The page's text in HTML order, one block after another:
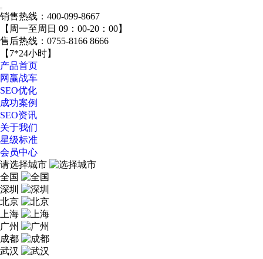
销售热线： 400-099-8667
【周一至周日 09：00-20：00】
售后热线： 0755-8166 8666
【7*24小时】
产品首页
网赢战车
SEO优化
成功案例
SEO资讯
关于我们
星级标准
会员中心
请选择城市
全国
深圳
北京
上海
广州
成都
武汉